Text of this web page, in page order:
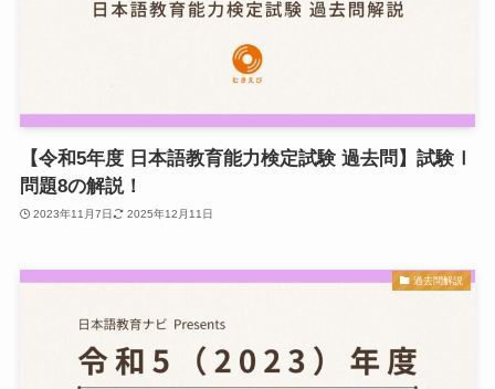
【令和5年度 日本語教育能力検定試験 過去問】試験Ⅰ
問題8の解説！
2023年11月7日 2025年12月11日
過去問解説